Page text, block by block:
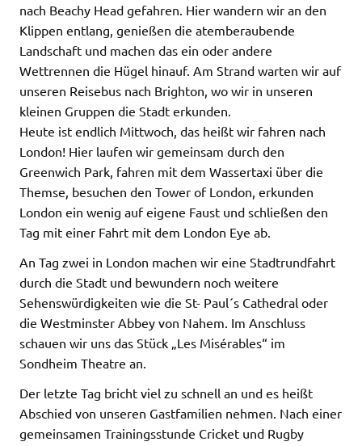
nach Beachy Head gefahren. Hier wandern wir an den
Klippen entlang, genießen die atemberaubende
Landschaft und machen das ein oder andere
Wettrennen die Hügel hinauf. Am Strand warten wir auf
unseren Reisebus nach Brighton, wo wir in unseren
kleinen Gruppen die Stadt erkunden.
Heute ist endlich Mittwoch, das heißt wir fahren nach
London! Hier laufen wir gemeinsam durch den
Greenwich Park, fahren mit dem Wassertaxi über die
Themse, besuchen den Tower of London, erkunden
London ein wenig auf eigene Faust und schließen den
Tag mit einer Fahrt mit dem London Eye ab.
An Tag zwei in London machen wir eine Stadtrundfahrt
durch die Stadt und bewundern noch weitere
Sehenswürdigkeiten wie die St- Paul´s Cathedral oder
die Westminster Abbey von Nahem. Im Anschluss
schauen wir uns das Stück „Les Misérables“ im
Sondheim Theatre an.
Der letzte Tag bricht viel zu schnell an und es heißt
Abschied von unseren Gastfamilien nehmen. Nach einer
gemeinsamen Trainingsstunde Cricket und Rugby